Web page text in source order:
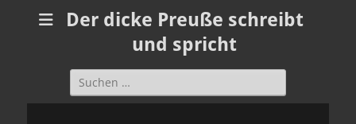
Der dicke Preuße schreibt
und spricht
Suchen
nach: